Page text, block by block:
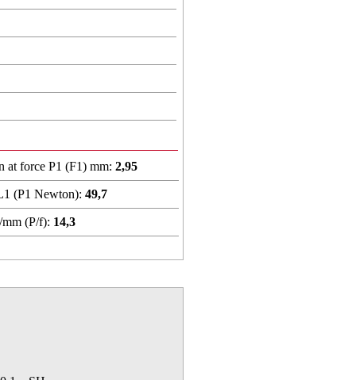
at force P1 (F1) mm: 2,95
(P1 Newton): 49,7
(P/f): 14,3